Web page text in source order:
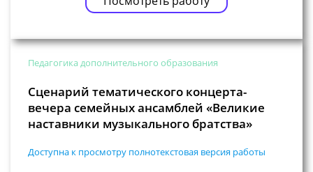
Педагогика дополнительного образования
Сценарий тематического концерта-
вечера семейных ансамблей «Великие
наставники музыкального братства»
Доступна к просмотру полнотекстовая версия работы